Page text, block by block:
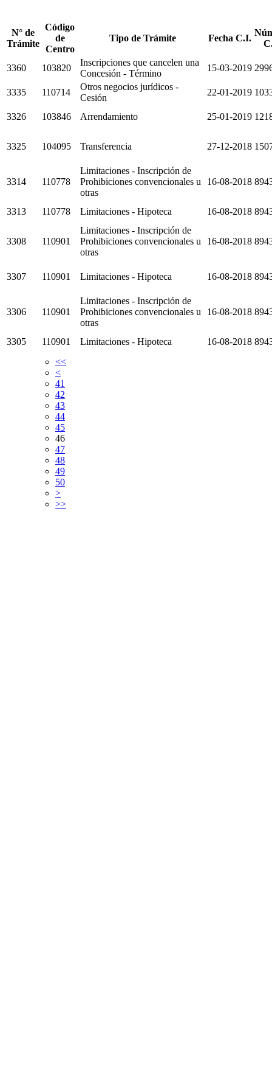
N° de
Trámite
Código
de
Centro
Tipo de Trámite Fecha C.I.
3360 103820
Inscripciones que cancelen una
Concesión - Término
15-03-2019
3335 110714
Otros negocios jurídicos -
Cesión
22-01-2019
3326 103846 Arrendamiento 25-01-2019
3325 104095 Transferencia 27-12-2018
3314 110778
Limitaciones - Inscripción de
Prohibiciones convencionales u
otras
16-08-2018
3313 110778 Limitaciones - Hipoteca 16-08-2018
3308 110901
Limitaciones - Inscripción de
Prohibiciones convencionales u
otras
16-08-2018
3307 110901 Limitaciones - Hipoteca 16-08-2018
3306 110901
Limitaciones - Inscripción de
Prohibiciones convencionales u
otras
16-08-2018
3305 110901 Limitaciones - Hipoteca 16-08-2018
<<
<
41
42
43
44
45
46
47
48
49
50
>
>>